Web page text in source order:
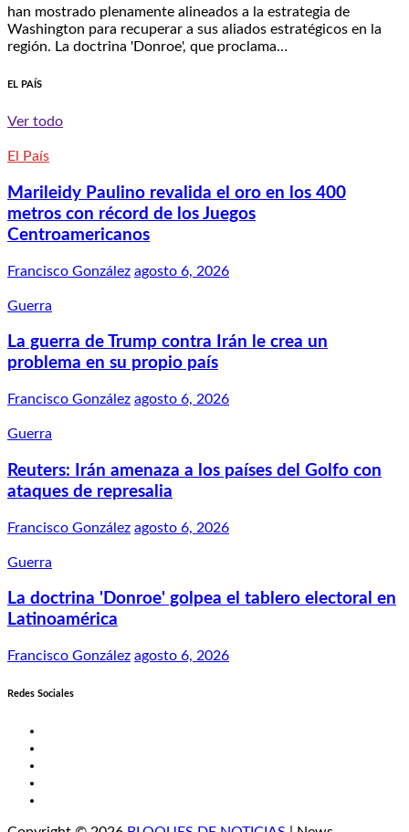
han mostrado plenamente alineados a la estrategia de
Washington para recuperar a sus aliados estratégicos en la
región. La doctrina 'Donroe', que proclama…
EL PAÍS
Ver todo
El País
Marileidy Paulino revalida el oro en los 400
metros con récord de los Juegos
Centroamericanos
Francisco González agosto 6, 2026
Guerra
La guerra de Trump contra Irán le crea un
problema en su propio país
Francisco González agosto 6, 2026
Guerra
Reuters: Irán amenaza a los países del Golfo con
ataques de represalia
Francisco González agosto 6, 2026
Guerra
La doctrina 'Donroe' golpea el tablero electoral en
Latinoamérica
Francisco González agosto 6, 2026
Redes Sociales